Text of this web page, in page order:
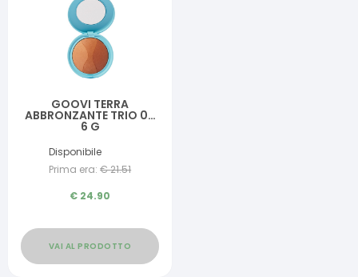
GOOVI TERRA
ABBRONZANTE TRIO 02
6 G
Disponibile
Prima era: €21.51
€ 24.90
VAI AL PRODOTTO